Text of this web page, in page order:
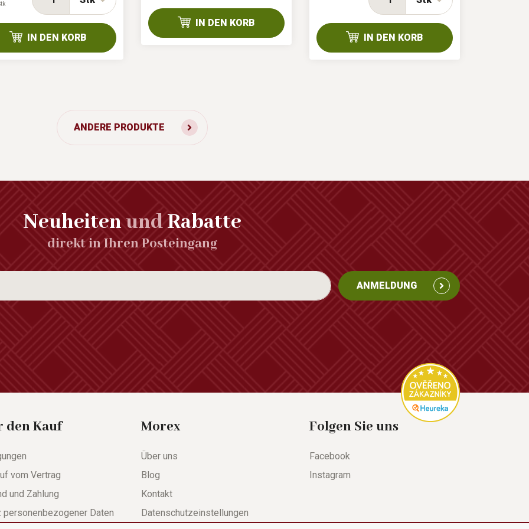
IN DEN KORB
IN DEN KORB
IN DEN KORB
ANDERE PRODUKTE
NeuheitenundRabatte
direkt in Ihren Posteingang
ANMELDUNG
den Kauf
vom Vertrag
und Zahlung
personenbezogener Daten
Morex
Über uns
Blog
Kontakt
Datenschutzeinstellungen
Folgen Sie uns
Facebook
Instagram